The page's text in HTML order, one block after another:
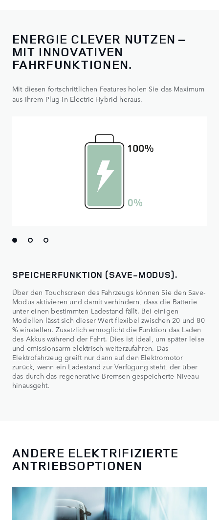
ENERGIE CLEVER NUTZEN –
MIT INNOVATIVEN
FAHRFUNKTIONEN.
Mit diesen fortschrittlichen Features holen Sie das Maximum
aus Ihrem Plug-in Electric Hybrid heraus.
SPEICHERFUNKTION (SAVE-MODUS).
Über den Touchscreen des Fahrzeugs können Sie den Save-
Modus aktivieren und damit verhindern, dass die Batterie
unter einen bestimmten Ladestand fällt. Bei einigen
Modellen lässt sich dieser Wert flexibel zwischen 20 und 80
% einstellen. Zusätzlich ermöglicht die Funktion das Laden
des Akkus während der Fahrt. Dies ist ideal, um später leise
und emissionsarm elektrisch weiterzufahren. Das
Elektrofahrzeug greift nur dann auf den Elektromotor
zurück, wenn ein Ladestand zur Verfügung steht, der über
das durch das regenerative Bremsen gespeicherte Niveau
hinausgeht.
ANDERE ELEKTRIFIZIERTE
ANTRIEBSOPTIONEN